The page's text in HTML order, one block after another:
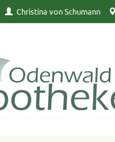
Christina von Schumann